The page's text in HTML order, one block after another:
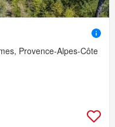
Provence-Alpes-Côte